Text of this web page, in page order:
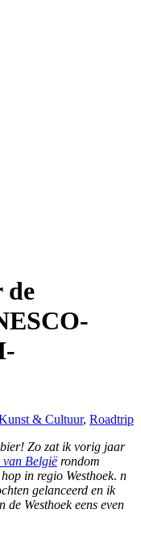
de
& Cultuur, Roadtrip
Zo zat ik vorig jaar
van Belgiërondom
in regio Westhoek. n
gelanceerd en ik
Westhoek eens even